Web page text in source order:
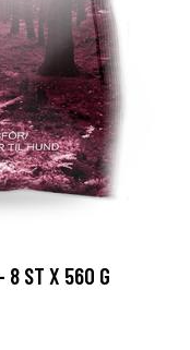
8 ST X 560 G